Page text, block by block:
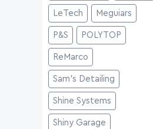
LeTech Meguiars
P&S POLYTOP
ReMarco
Sam's Detailing
Shine Systems
Shiny Garage